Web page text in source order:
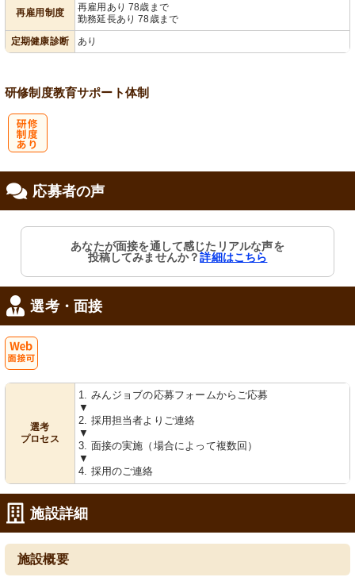
再雇用制度
再雇用あり 78歳まで
勤務延長あり 78歳まで
定期健康診断
あり
研修制度教育サポート体制
応募者の声
あなたが面接を通して感じたリアルな声を
投稿してみませんか？詳細はこちら
選考・面接
選考
プロセス
1. みんジョブの応募フォームからご応募
▼
2. 採用担当者よりご連絡
▼
3. 面接の実施（場合によって複数回）
▼
4. 採用のご連絡
施設詳細
施設概要